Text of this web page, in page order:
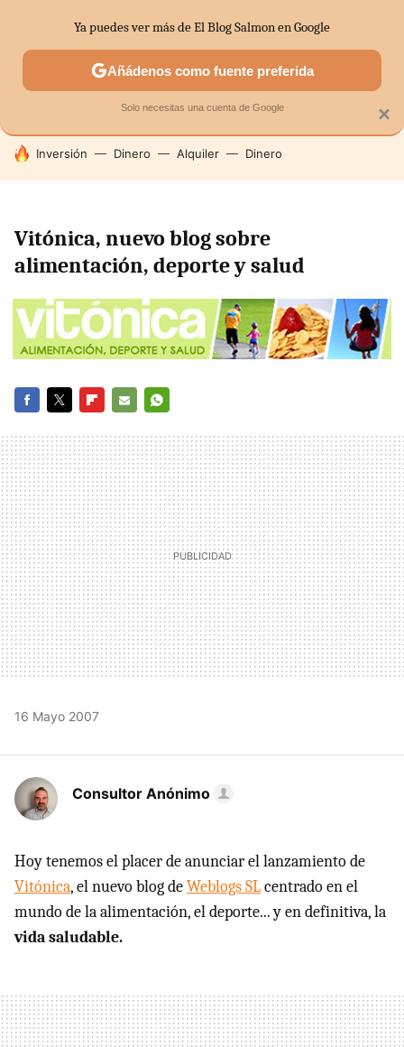
SECTORES ECONOMÍA DOMÉSTICA MERCADOS
HOY SE HABLA DE
Inversión Dinero Alquiler Dinero
Vitónica, nuevo blog sobre
alimentación, deporte y salud
MAIL
16 Mayo 2007
Consultor Anónimo
Hoy tenemos el placer de anunciar el lanzamiento de
Vitónica, el nuevo blog deWeblogs SLcentrado en el
mundo de la alimentación, el deporte... y en definitiva, la
vida saludable.
×
Ya puedes ver más de El Blog Salmon en Google
Añádenos como fuente preferida
Solo necesitas una cuenta de Google